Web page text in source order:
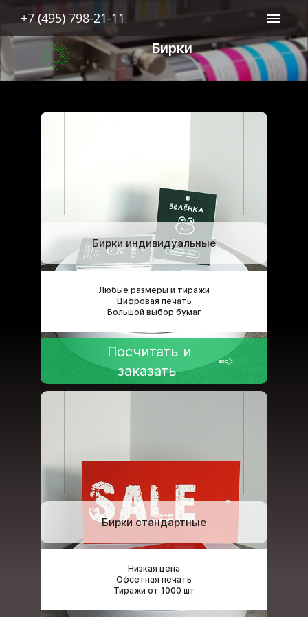
+7 (495) 798-21-11
Бирки
Бирки индивидуальные
Любые размеры и тиражи
Цифровая печать
Большой выбор бумаг
Посчитать и
заказать
Бирки стандартные
Низкая цена
Офсетная печать
Тиражи от 1000 шт